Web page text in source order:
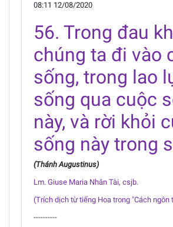
08:11 12/08/2020
56. Trong đau
chúng ta đi vào
sống, trong lao
sống qua cuộc
này, và rời khỏi
sống này trong
(Thánh Augustinus)
Lm. Giuse Maria Nhân Tài, csjb.
(Trích dịch từ tiếng Hoa trong "Cách ngôn
----------